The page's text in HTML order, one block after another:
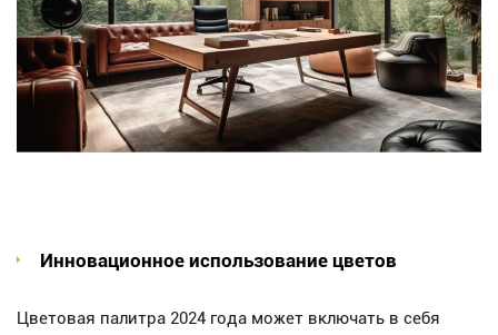
Инновационное использование цветов
Цветовая палитра 2024 года может включать в себя